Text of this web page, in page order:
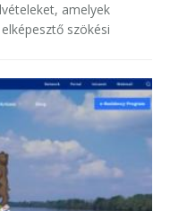
amelyek
szökési